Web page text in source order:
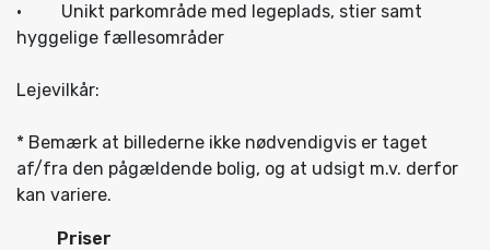
· Unikt parkområde med legeplads, stier samt
hyggelige fællesområder
Lejevilkår:
* Bemærk at billederne ikke nødvendigvis er taget
af/fra den pågældende bolig, og at udsigt m.v. derfor
kan variere.
Priser